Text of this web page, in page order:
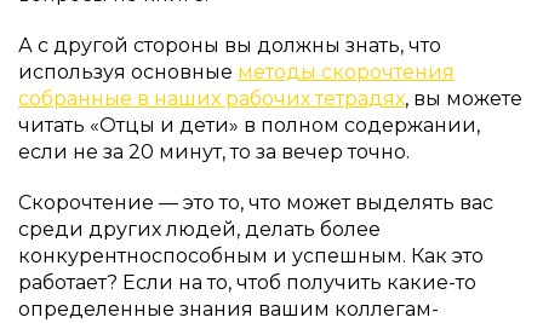
А с другой стороны вы должны знать, что
используя основные методы скорочтения
собранные в наших рабочих тетрадях, вы можете
читать «Отцы и дети» в полном содержании,
если не за 20 минут, то за вечер точно.
Скорочтение — это то, что может выделять вас
среди других людей, делать более
конкурентноспособным и успешным. Как это
работает? Если на то, чтоб получить какие-то
определенные знания вашим коллегам-